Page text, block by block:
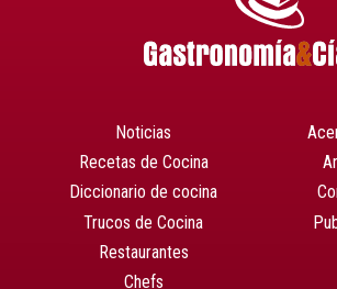
Noticias
Recetas de Cocina
Diccionario de cocina
Trucos de Cocina
Restaurantes
Chefs